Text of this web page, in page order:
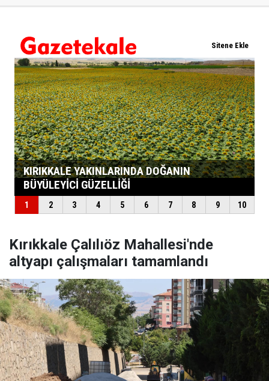
Kırıkkale Çalılıöz Mahallesi'nde
altyapı çalışmaları tamamlandı